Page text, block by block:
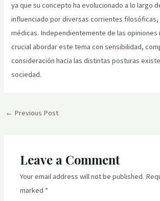
ya que su concepto ha evolucionado a lo largo
influenciado por diversas corrientes
médicas. Independientemente de las opiniones
crucial abordar este tema con sensibilidad,
consideración hacia las distintas posturas
sociedad.
Post
← Previous Post
Leave a Comment
Your email address will not be published.
marked *